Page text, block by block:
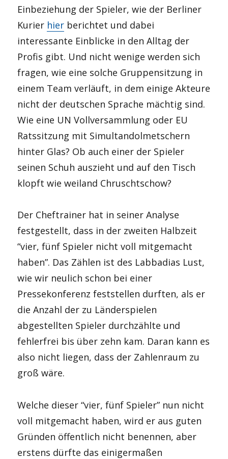
Einbeziehung der Spieler, wie der Berliner
Kurier hier berichtet und dabei
interessante Einblicke in den Alltag der
Profis gibt. Und nicht wenige werden sich
fragen, wie eine solche Gruppensitzung in
einem Team verläuft, in dem einige Akteure
nicht der deutschen Sprache mächtig sind.
Wie eine UN Vollversammlung oder EU
Ratssitzung mit Simultandolmetschern
hinter Glas? Ob auch einer der Spieler
seinen Schuh auszieht und auf den Tisch
klopft wie weiland Chruschtschow?
Der Cheftrainer hat in seiner Analyse
festgestellt, dass in der zweiten Halbzeit
“vier, fünf Spieler nicht voll mitgemacht
haben”. Das Zählen ist des Labbadias Lust,
wie wir neulich schon bei einer
Pressekonferenz feststellen durften, als er
die Anzahl der zu Länderspielen
abgestellten Spieler durchzählte und
fehlerfrei bis über zehn kam. Daran kann es
also nicht liegen, dass der Zahlenraum zu
groß wäre.
Welche dieser “vier, fünf Spieler” nun nicht
voll mitgemacht haben, wird er aus guten
Gründen öffentlich nicht benennen, aber
erstens dürfte das einigermaßen